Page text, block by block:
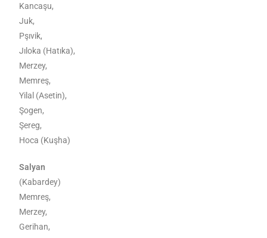
Kancaşu,
Juk,
Pşıvik,
Jıloka (Hatıka),
Merzey,
Memreş,
Yilal (Asetin),
Şogen,
Şereg,
Hoca (Kuşha)
Salyan
(Kabardey)
Memreş,
Merzey,
Gerihan,